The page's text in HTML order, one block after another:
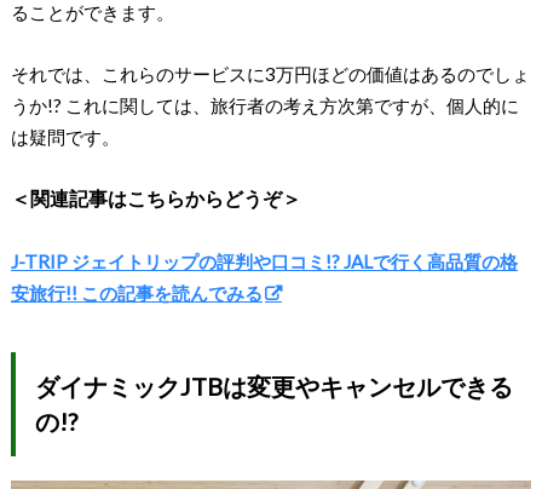
ることができます。
それでは、これらのサービスに3万円ほどの価値はあるのでしょ
うか!? これに関しては、旅行者の考え方次第ですが、個人的に
は疑問です。
＜関連記事はこちらからどうぞ＞
J-TRIP ジェイトリップの評判や口コミ!? JALで行く高品質の格
安旅行!! この記事を読んでみる
ダイナミックJTBは変更やキャンセルできる
の!?